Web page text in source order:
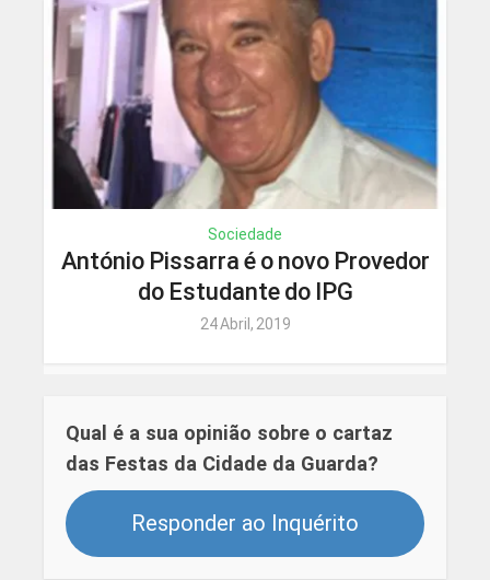
Sociedade
António Pissarra é o novo Provedor
do Estudante do IPG
24 Abril, 2019
Qual é a sua opinião sobre o cartaz
das Festas da Cidade da Guarda?
Responder ao Inquérito